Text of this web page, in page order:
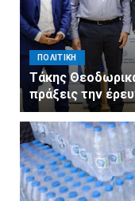
ΠΟΛΙΤΙΚΗ
Τάκης
πράξεις την